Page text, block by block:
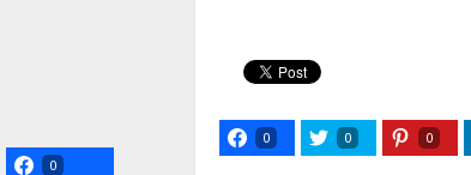
0 0 0
0